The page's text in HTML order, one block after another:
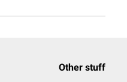
Other stuff